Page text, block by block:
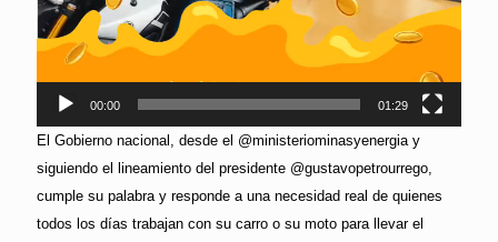
00:00 01:29
El Gobierno nacional, desde el @ministeriominasyenergia y
siguiendo el lineamiento del presidente @gustavopetrourrego,
cumple su palabra y responde a una necesidad real de quienes
todos los días trabajan con su carro o su moto para llevar el